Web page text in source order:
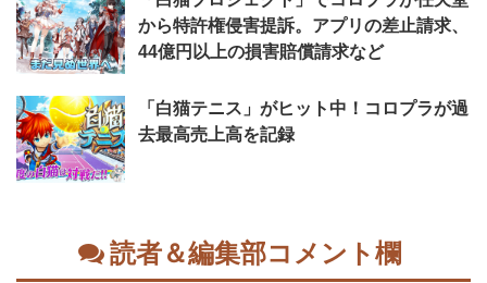
から特許権侵害提訴。アプリの差止請求、
44億円以上の損害賠償請求など
「白猫テニス」がヒット中！コロプラが過
去最高売上高を記録
読者＆編集部コメント欄